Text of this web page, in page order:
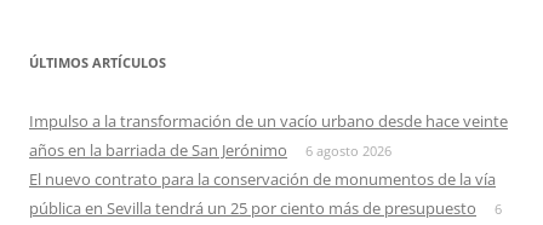
ÚLTIMOS ARTÍCULOS
Impulso a la transformación de un vacío urbano desde hace veinte
años en la barriada de San Jerónimo
6 agosto 2026
El nuevo contrato para la conservación de monumentos de la vía
pública en Sevilla tendrá un 25 por ciento más de presupuesto
6